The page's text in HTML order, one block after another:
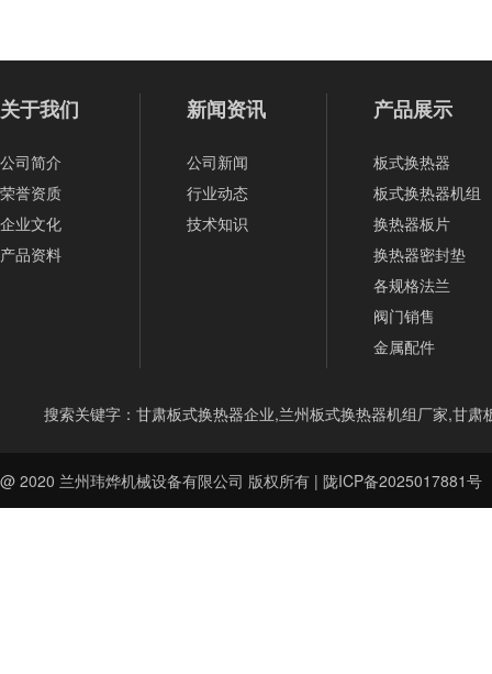
关于我们
公司简介
荣誉资质
企业文化
产品资料
新闻资讯
公司新闻
行业动态
技术知识
产品展示
板式换热器
板式换热器机组
换热器板片
换热器密封垫
各规格法兰
阀门销售
金属配件
搜索关键字：甘肃板式换热器企业,兰州板式换热器机组厂家,甘
@ 2020 兰州玮烨机械设备有限公司 版权所有 | 陇ICP备2025017881号